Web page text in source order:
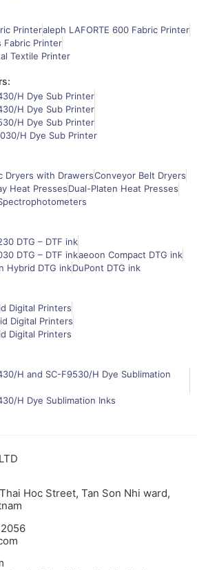
Printeraleph LAFORTE 600 Fabric Printer
Fabric Printer
Textile Printer
H Dye Sub Printer
H Dye Sub Printer
H Dye Sub Printer
H Dye Sub Printer
Dryers with DrawersConveyor Belt Dryers
Heat PressesDual-Platen Heat Presses
DTG – DTF ink
DTG – DTF inkaeoon Compact DTG ink
Hybrid DTG inkDuPont DTG ink
Digital Printers
Digital Printers
Digital Printers
H and SC-F9530/H Dye Sublimation
H Dye Sublimation Inks
Hoc Street, Tan Son Nhi ward,